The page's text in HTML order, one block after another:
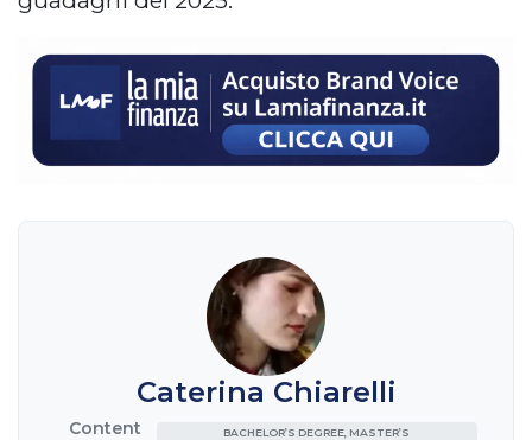
Caterina Chiarelli
Content
BACHELOR’S DEGREE, MASTER’S